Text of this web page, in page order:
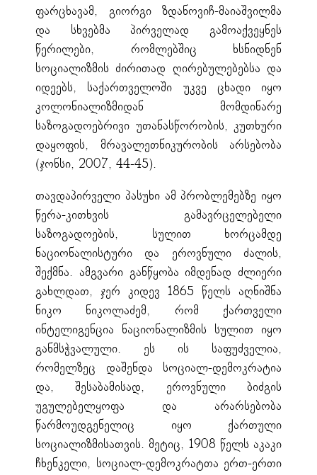
ფარცხავამ, გიორგი ზდანოვიჩ-მაიაშვილმა
და სხვებმა პირველად გამოაქვეყნეს
წერილები, რომლებშიც ხსნიდნენ
სოციალიზმის ძირითად ღირებულებებსა და
იდეებს, საქართველოში უკვე ცხადი იყო
კოლონიალიზმიდან მომდინარე
საზოგადოებრივი უთანასწორობის, კუთხური
დაყოფის, მრავალეთნიკურობის არსებობა
(ჯონსი, 2007, 44-45).
თავდაპირველი პასუხი ამ პრობლემებზე იყო
წერა-კითხვის გამავრცელებელი
საზოგადოების, სულით ხორცამდე
ნაციონალისტური და ეროვნული ძალის,
შექმნა. ამგვარი განწყობა იმდენად ძლიერი
გახლდათ, ჯერ კიდევ 1865 წელს აღნიშნა
ნიკო ნიკოლაძემ, რომ ქართველი
ინტელიგენცია ნაციონალიზმის სულით იყო
განმსჭვალული. ეს ის საფუძველია,
რომელზეც დაშენდა სოციალ-დემოკრატია
და, შესაბამისად, ეროვნული ბიძგის
უგულებელყოფა და არარსებობა
წარმოუდგენელიც იყო ქართული
სოციალიზმისათვის. მეტიც, 1908 წელს აკაკი
ჩხენკელი, სოციალ-დემოკრატთა ერთ-ერთი